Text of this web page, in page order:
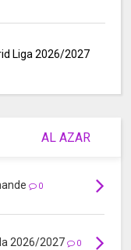
Liga 2026/2027
AL AZAR
0
2026/2027 0